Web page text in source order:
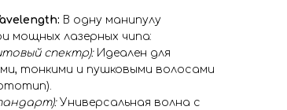
В одну манипулу
мощных лазерных чипа:
спектр):Идеален для
тонкими и пушковыми волосами
Универсальная волна с